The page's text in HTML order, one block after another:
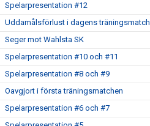
Spelarpresentation #12
Uddamålsförlust i dagens träningsmatch
Seger mot Wahlsta SK
Spelarpresentation #10 och #11
Spelarpresentation #8 och #9
Oavgjort i första träningsmatchen
Spelarpresentation #6 och #7